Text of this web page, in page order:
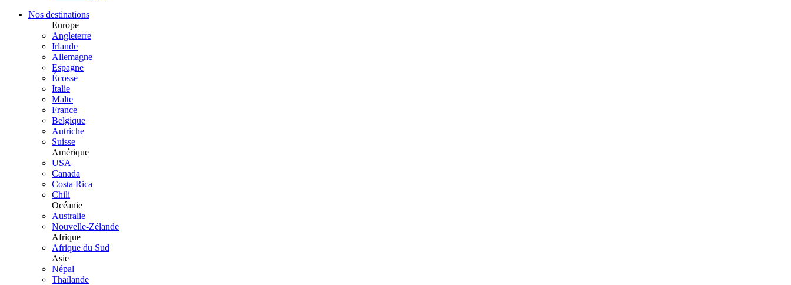
Nos destinations
Europe
Angleterre
Irlande
Allemagne
Espagne
Écosse
Italie
Malte
France
Belgique
Autriche
Suisse
Amérique
USA
Canada
Costa Rica
Chili
Océanie
Australie
Nouvelle-Zélande
Afrique
Afrique du Sud
Asie
Népal
Thaïlande